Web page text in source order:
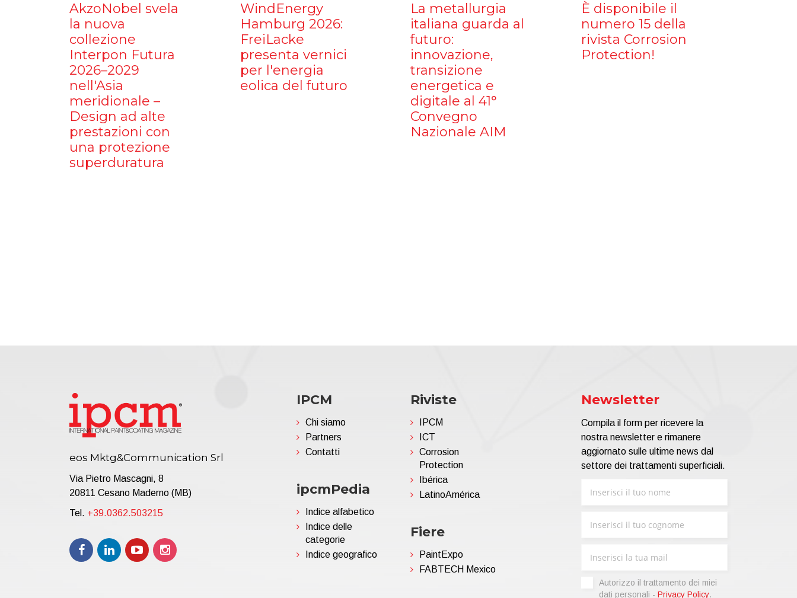
AkzoNobel svela
la nuova
collezione
Interpon Futura
2026–2029
nell'Asia
meridionale –
Design ad alte
prestazioni con
una protezione
superduratura
WindEnergy
Hamburg 2026:
FreiLacke
presenta vernici
per l'energia
eolica del futuro
La metallurgia
italiana guarda al
futuro:
innovazione,
transizione
energetica e
digitale al 41°
Convegno
Nazionale AIM
È disponibile il
numero 15 della
rivista Corrosion
Protection!
eos Mktg&Communication Srl
Via Pietro Mascagni, 8
20811 Cesano Maderno (MB)
Tel. +39.0362.503215
IPCM
Chi siamo
Partners
Contatti
ipcmPedia
Indice alfabetico
Indice delle
categorie
Indice geografico
Riviste
IPCM
ICT
Corrosion
Protection
Ibérica
LatinoAmérica
Fiere
PaintExpo
FABTECH Mexico
Newsletter
Compila il form per ricevere la
nostra newsletter e rimanere
aggiornato sulle ultime news dal
settore dei trattamenti superficiali.
Autorizzo il trattamento dei miei
dati personali - Privacy Policy.